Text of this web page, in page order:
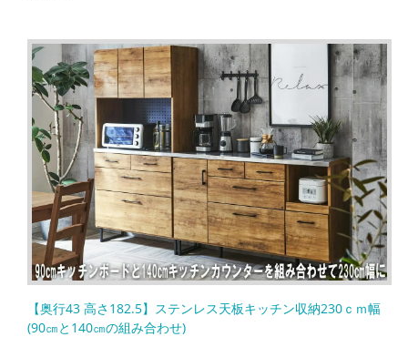
【奥行43 高さ182.5】ステンレス天板キッチン収納230ｃｍ幅
(90㎝と140㎝の組み合わせ)